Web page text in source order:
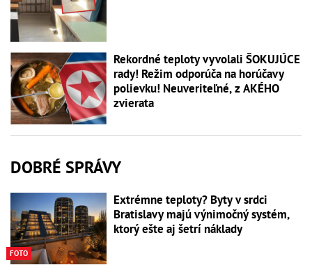
Rekordné teploty vyvolali ŠOKUJÚCE
rady! Režim odporúča na horúčavy
polievku! Neuveriteľné, z AKÉHO
zvierata
DOBRÉ SPRÁVY
FOTO
Extrémne teploty? Byty v srdci
Bratislavy majú výnimočný systém,
ktorý ešte aj šetrí náklady